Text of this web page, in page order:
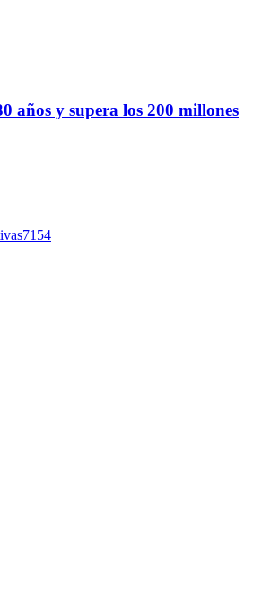
años y supera los 200 millones
7154